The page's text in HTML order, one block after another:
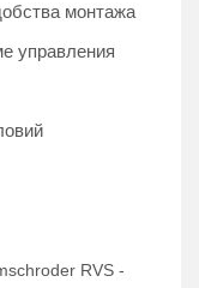
монтажа
управления
RVS -